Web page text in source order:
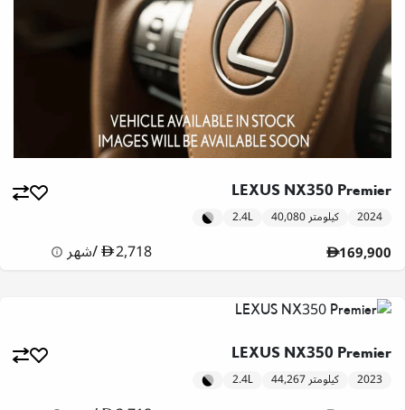
LEXUS NX350 Premier
2024 40,080 كيلومتر 2.4L
169,900
2,718
/شهر
LEXUS NX350 Premier
2023 44,267 كيلومتر 2.4L